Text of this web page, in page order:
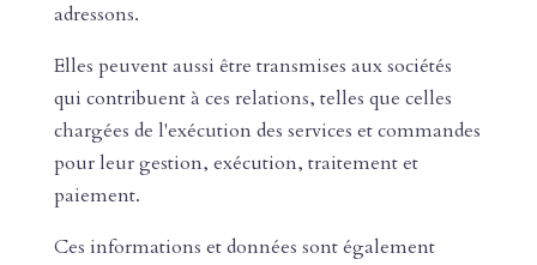
adressons.
Elles peuvent aussi être transmises aux sociétés
qui contribuent à ces relations, telles que celles
chargées de l'exécution des services et commandes
pour leur gestion, exécution, traitement et
paiement.
Ces informations et données sont également